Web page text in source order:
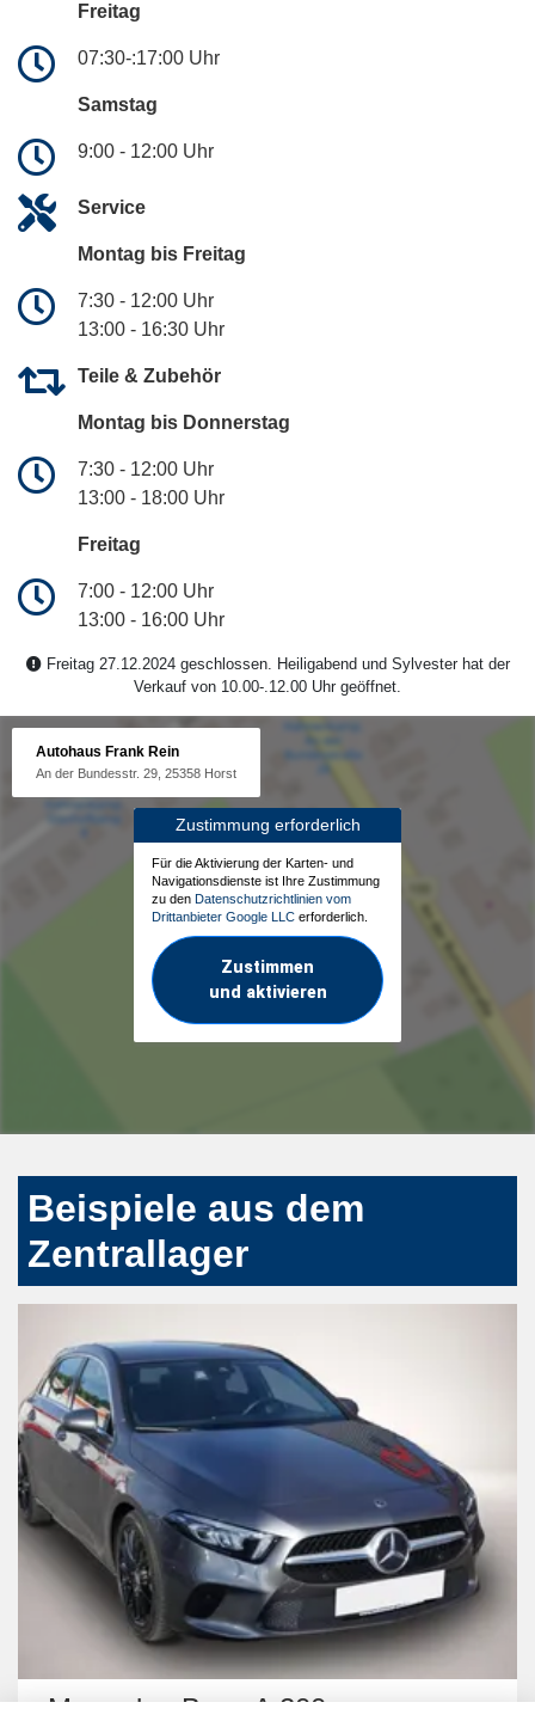
Freitag
07:30-:17:00 Uhr
Samstag
9:00 - 12:00 Uhr
Service
Montag bis Freitag
7:30 - 12:00 Uhr
13:00 - 16:30 Uhr
Teile & Zubehör
Montag bis Donnerstag
7:30 - 12:00 Uhr
13:00 - 18:00 Uhr
Freitag
7:00 - 12:00 Uhr
13:00 - 16:00 Uhr
Freitag 27.12.2024 geschlossen. Heiligabend und Sylvester hat der
Verkauf von 10.00-.12.00 Uhr geöffnet.
Autohaus Frank Rein
An der Bundesstr. 29, 25358 Horst
Zustimmung erforderlich
Für die Aktivierung der Karten- und
Navigationsdienste ist Ihre Zustimmung
zu den Datenschutzrichtlinien vom
Drittanbieter Google LLC erforderlich.
Zustimmen
und aktivieren
Beispiele aus dem
Zentrallager
A 200 Volkswagen